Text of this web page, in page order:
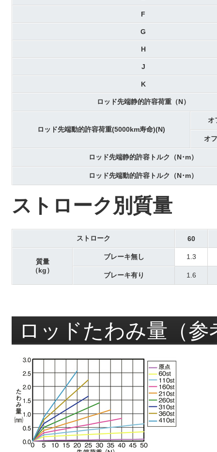
F
G
H
J
K
ロッド先端静的許容荷重（N）
ロッド先端動的許容荷重(5000km寿命)(N)
オ
オ
ロッド先端静的許容トルク（N･m）
ロッド先端動的許容トルク（N･m）
ストローク別質量
ストローク 60
質量
（kg）
ブレーキ無し 1.3
ブレーキ有り 1.6
ロッドたわみ量（参